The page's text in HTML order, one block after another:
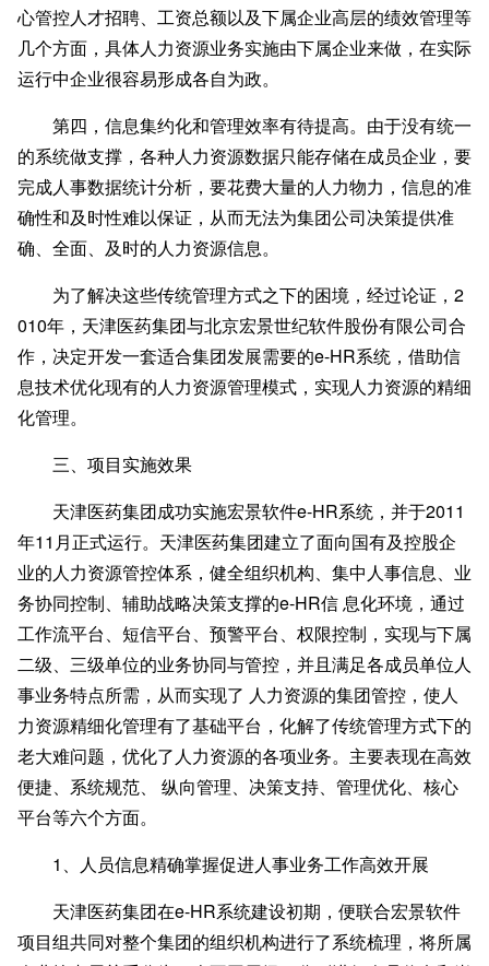
心管控人才招聘、工资总额以及下属企业高层的绩效管理等
几个方面，具体人力资源业务实施由下属企业来做，在实际
运行中企业很容易形成各自为政。
第四，信息集约化和管理效率有待提高。 由于没有统一
的系统做支撑，各种人力资源数据只能存储在成员企业，要
完成人事数据统计分析，要花费大量的人力物力，信息的准
确性和及时性难以保证，从而无法为集团公司决策提供准
确、全面、及时的人力资源信息。
为了解决这些传统管理方式之下的困境，经过论证， 2
010年，天津医药集团与北京宏景世纪软件股份有限公司合
作，决定开发一套适合集团发展需要的e-HR系统，借助信
息技术优化现有的人力资源管理模式，实现人力资源的精细
化管理。
三、项目实施效果
天津医药集团成功实施宏景软件e-HR系统，并于2011
年11月正式运行。天津医药集团建立了面向国有及控股企
业的人力资源管控体系，健全组织机构、集中人事信息、业
务协同控制、辅助战略决策支撑的e-HR信 息化环境，通过
工作流平台、短信平台、预警平台、权限控制，实现与下属
二级、三级单位的业务协同与管控，并且满足各成员单位人
事业务特点所需，从而实现了 人力资源的集团管控，使人
力资源精细化管理有了基础平台，化解了传统管理方式下的
老大难问题，优化了人力资源的各项业务。主要表现在高效
便捷、系统规范、 纵向管理、决策支持、管理优化、核心
平台等六个方面。
1 、人员信息精确掌握促进人事业务工作高效开展
天津医药集团在e-HR系统建设初期，便联合宏景软件
项目组共同对整个集团的组织机构进行了系统梳理，将所属